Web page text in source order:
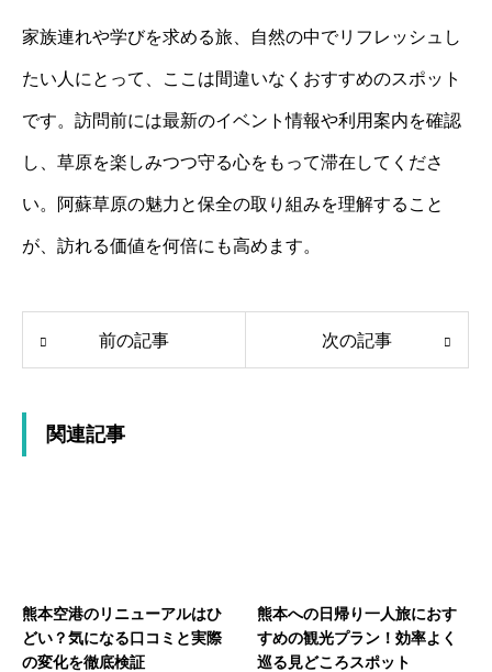
家族連れや学びを求める旅、自然の中でリフレッシュし
たい人にとって、ここは間違いなくおすすめのスポット
です。訪問前には最新のイベント情報や利用案内を確認
し、草原を楽しみつつ守る心をもって滞在してくださ
い。阿蘇草原の魅力と保全の取り組みを理解すること
が、訪れる価値を何倍にも高めます。
前の記事 次の記事
関連記事
熊本空港のリニューアルはひ
どい？気になる口コミと実際
の変化を徹底検証
熊本への日帰り一人旅におす
すめの観光プラン！効率よく
巡る見どころスポット